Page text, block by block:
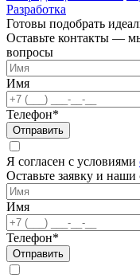
Разработка
Готовы подобрать
Оставьте контакты —
вопросы
Имя
Телефон*
Отправить
Я согласен с условиями
Оставьте заявку и
Имя
Телефон*
Отправить